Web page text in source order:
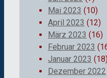
Mai 2023 (10)
April 2023 (12)
März 2023 (16)
Februar 2023
Januar 2023
Dezember 2022